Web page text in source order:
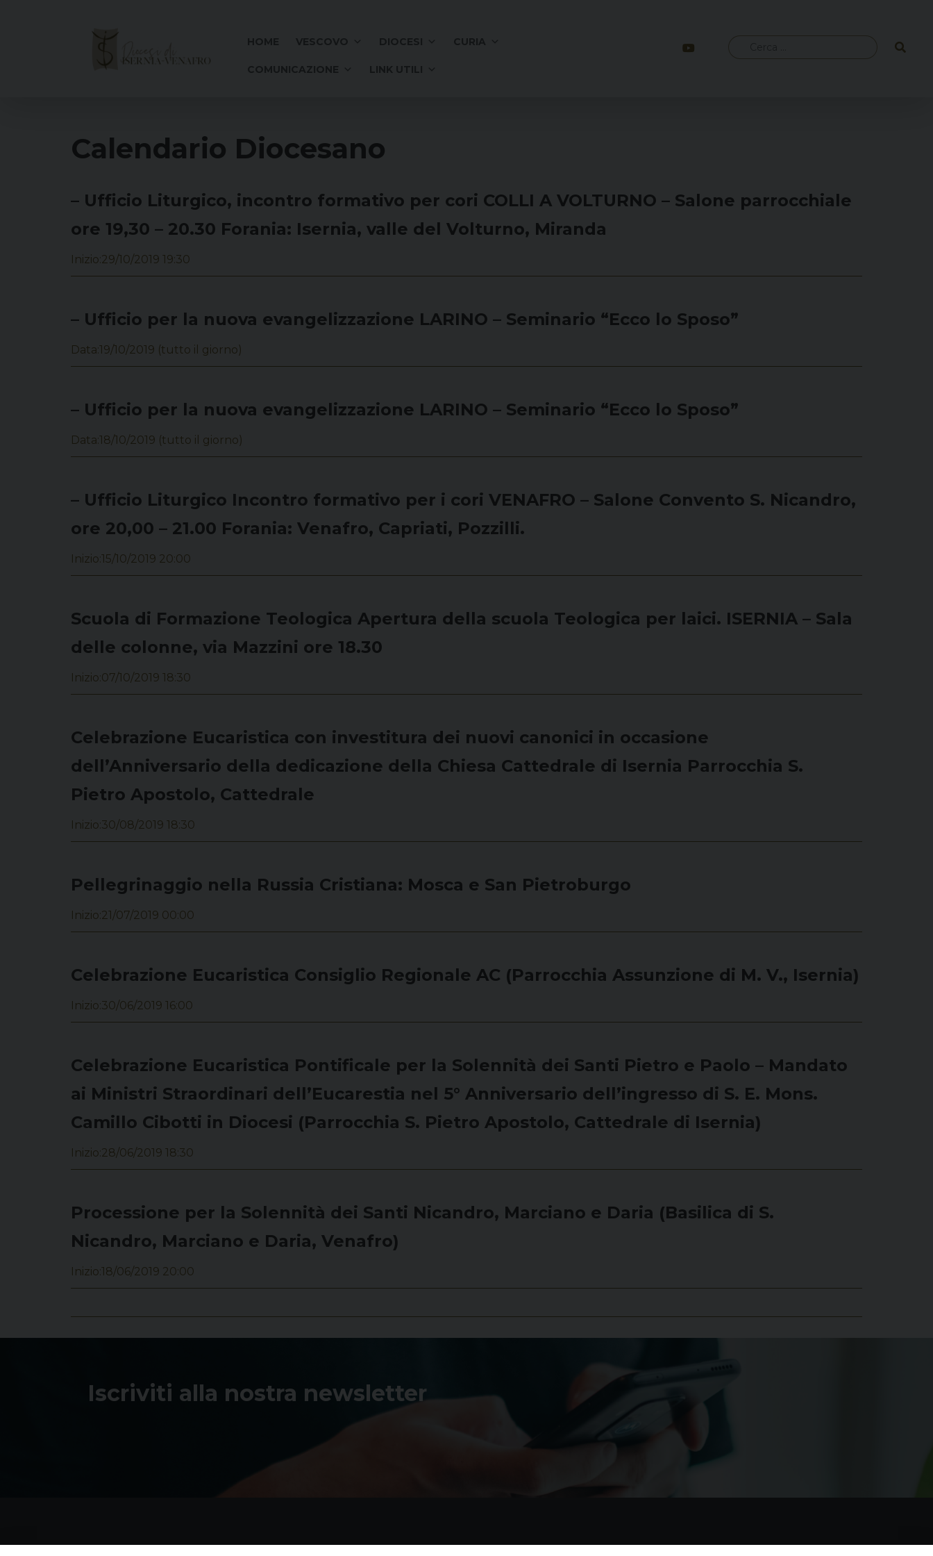
per:
Calendario Diocesano
– Ufficio Liturgico, incontro formativo per cori COLLI A VOLTURNO – Salone parrocchiale
ore 19,30 – 20.30 Forania: Isernia, valle del Volturno, Miranda
Inizio:29/10/2019 19:30
– Ufficio per la nuova evangelizzazione LARINO – Seminario “Ecco lo Sposo”
Data:19/10/2019 (tutto il giorno)
– Ufficio per la nuova evangelizzazione LARINO – Seminario “Ecco lo Sposo”
Data:18/10/2019 (tutto il giorno)
– Ufficio Liturgico Incontro formativo per i cori VENAFRO – Salone Convento S. Nicandro,
ore 20,00 – 21.00 Forania: Venafro, Capriati, Pozzilli.
Inizio:15/10/2019 20:00
Scuola di Formazione Teologica Apertura della scuola Teologica per laici. ISERNIA – Sala
delle colonne, via Mazzini ore 18.30
Inizio:07/10/2019 18:30
Celebrazione Eucaristica con investitura dei nuovi canonici in occasione
dell’Anniversario della dedicazione della Chiesa Cattedrale di Isernia Parrocchia S.
Pietro Apostolo, Cattedrale
Inizio:30/08/2019 18:30
Pellegrinaggio nella Russia Cristiana: Mosca e San Pietroburgo
Inizio:21/07/2019 00:00
Celebrazione Eucaristica Consiglio Regionale AC (Parrocchia Assunzione di M. V., Isernia)
Inizio:30/06/2019 16:00
Celebrazione Eucaristica Pontificale per la Solennità dei Santi Pietro e Paolo – Mandato
ai Ministri Straordinari dell’Eucarestia nel 5° Anniversario dell’ingresso di S. E. Mons.
Camillo Cibotti in Diocesi (Parrocchia S. Pietro Apostolo, Cattedrale di Isernia)
Inizio:28/06/2019 18:30
Processione per la Solennità dei Santi Nicandro, Marciano e Daria (Basilica di S.
Nicandro, Marciano e Daria, Venafro)
Inizio:18/06/2019 20:00
Iscriviti alla nostra newsletter